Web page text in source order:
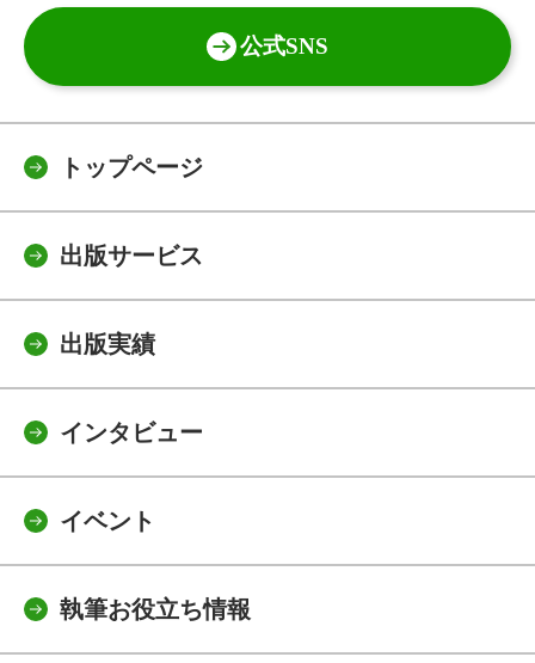
公式SNS
トップページ
出版サービス
出版実績
インタビュー
イベント
執筆お役立ち情報